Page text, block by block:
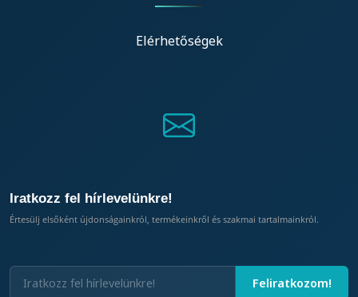
Elérhetőségek
Iratkozz fel hírlevelünkre!
Értesülj elsőként újdonságainkról, termékeinkről és szakmai tartalmainkról.